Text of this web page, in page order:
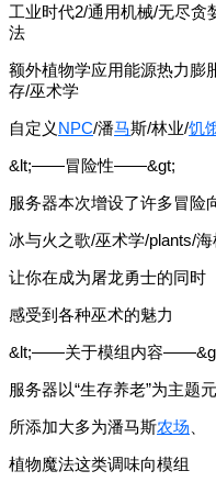
工业时代2/通用机械/无尽贪
法
额外植物学应用能源热力膨
存/巫术学
自定义NPC/潘马斯/林业/饥
&lt;——冒险性——&gt;
服务器本次增设了许多冒险
冰与火之歌/巫术学/plants/
让你在成为屠龙勇士的同时
感受到各种巫术的魅力
&lt;——关于模组内容
服务器以“生存养老”为主题
所添加大多为潘马斯农场
植物魔法这类调味向模组